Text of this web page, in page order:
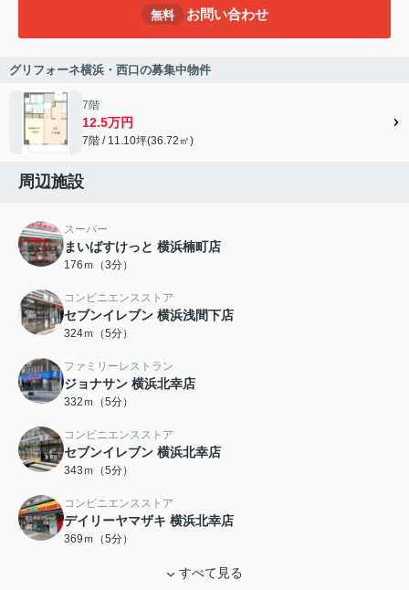
無料 お問い合わせ
グリフォーネ横浜・西口の募集中物件
7階
12.5万円
7階 / 11.10坪(36.72㎡)
周辺施設
スーパー
まいばすけっと 横浜楠町店
176ｍ（3分）
コンビニエンスストア
セブンイレブン 横浜浅間下店
324ｍ（5分）
ファミリーレストラン
ジョナサン 横浜北幸店
332ｍ（5分）
コンビニエンスストア
セブンイレブン 横浜北幸店
343ｍ（5分）
コンビニエンスストア
デイリーヤマザキ 横浜北幸店
369ｍ（5分）
すべて見る